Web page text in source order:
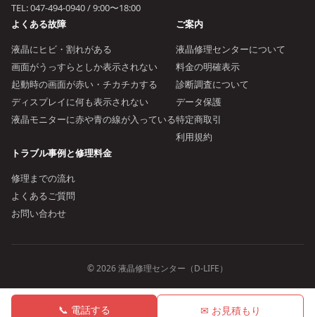
TEL:047-494-0940/ 9:00〜18:00
よくある故障
液晶にヒビ・割れがある
画面がうっすらとしか表示されない
起動時の画面が赤い・チカチカする
ディスプレイに何も表示されない
液晶モニターに赤や青の線が入っている
ご案内
液晶修理センターについて
料金の明確表示
診断調査について
データ保護
特定商取引
利用規約
トラブル事例と修理料金
修理までの流れ
よくあるご質問
お問い合わせ
© 2026 液晶修理センター（D-LIFE）
📞 電話する ✉ お見積もり